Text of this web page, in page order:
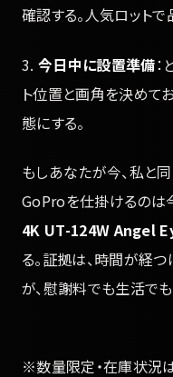
確認する。人気ロット
3. 今日中に設置準備
ト位置と画角を決めて
態にする。
もしあなたが今、私
GoProを仕掛けるのは
4K UT-124W Angel
る。証拠は、時間が経
が、慰謝料でも生活で
※数量限定・在庫状況